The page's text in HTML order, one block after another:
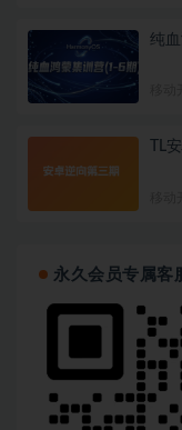
纯血
TL
永久会员专属客